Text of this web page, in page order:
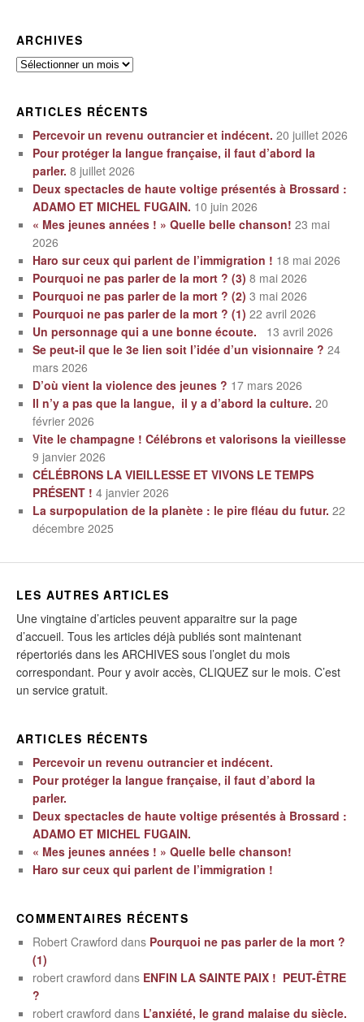
ARCHIVES
Archives
ARTICLES RÉCENTS
Percevoir un revenu outrancier et indécent. 20 juillet 2026
Pour protéger la langue française, il faut d’abord la
parler. 8 juillet 2026
Deux spectacles de haute voltige présentés à Brossard :
ADAMO ET MICHEL FUGAIN. 10 juin 2026
« Mes jeunes années ! » Quelle belle chanson! 23 mai
2026
Haro sur ceux qui parlent de l’immigration ! 18 mai 2026
Pourquoi ne pas parler de la mort ? (3) 8 mai 2026
Pourquoi ne pas parler de la mort ? (2) 3 mai 2026
Pourquoi ne pas parler de la mort ? (1) 22 avril 2026
Un personnage qui a une bonne écoute.
13 avril 2026
Se peut-il que le 3e lien soit l’idée d’un visionnaire ? 24
mars 2026
D’où vient la violence des jeunes ? 17 mars 2026
Il n’y a pas que la langue, il y a d’abord la culture. 20
février 2026
Vite le champagne ! Célébrons et valorisons la vieillesse
9 janvier 2026
CÉLÉBRONS LA VIEILLESSE ET VIVONS LE TEMPS
PRÉSENT ! 4 janvier 2026
La surpopulation de la planète : le pire fléau du futur. 22
décembre 2025
LES AUTRES ARTICLES
Une vingtaine d’articles peuvent apparaitre sur la page
d’accueil. Tous les articles déjà publiés sont maintenant
répertoriés dans les ARCHIVES sous l’onglet du mois
correspondant. Pour y avoir accès, CLIQUEZ sur le mois. C’est
un service gratuit.
ARTICLES RÉCENTS
Percevoir un revenu outrancier et indécent.
Pour protéger la langue française, il faut d’abord la
parler.
Deux spectacles de haute voltige présentés à Brossard :
ADAMO ET MICHEL FUGAIN.
« Mes jeunes années ! » Quelle belle chanson!
Haro sur ceux qui parlent de l’immigration !
COMMENTAIRES RÉCENTS
Robert Crawford dans Pourquoi ne pas parler de la mort ?
(1)
robert crawford dans ENFIN LA SAINTE PAIX ! PEUT-ÊTRE
?
robert crawford dans L’anxiété, le grand malaise du siècle.